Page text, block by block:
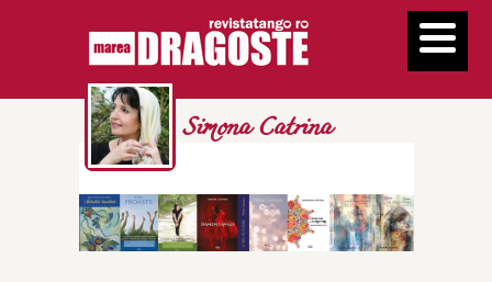
Simona Catrina